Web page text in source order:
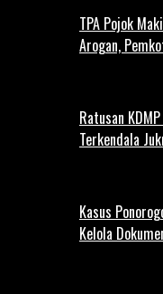
TPA Pojok
Arogan,
Ratusan
Terkendala
Kasus
Kelola